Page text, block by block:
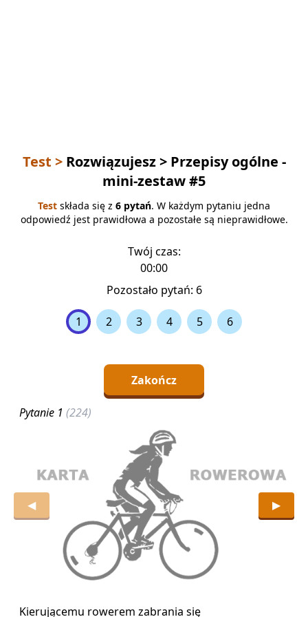
Test > Rozwiązujesz> Przepisy ogólne -
mini-zestaw #5
Test składa się z 6 pytań. W każdym pytaniu jedna
odpowiedź jest prawidłowa a pozostałe są nieprawidłowe.
Twój czas:
00:00
Pozostało pytań: 6
1 2 3 4 5 6
Zakończ
◀ ▶
Pytanie 1 (224)
Kierującemu rowerem zabrania się